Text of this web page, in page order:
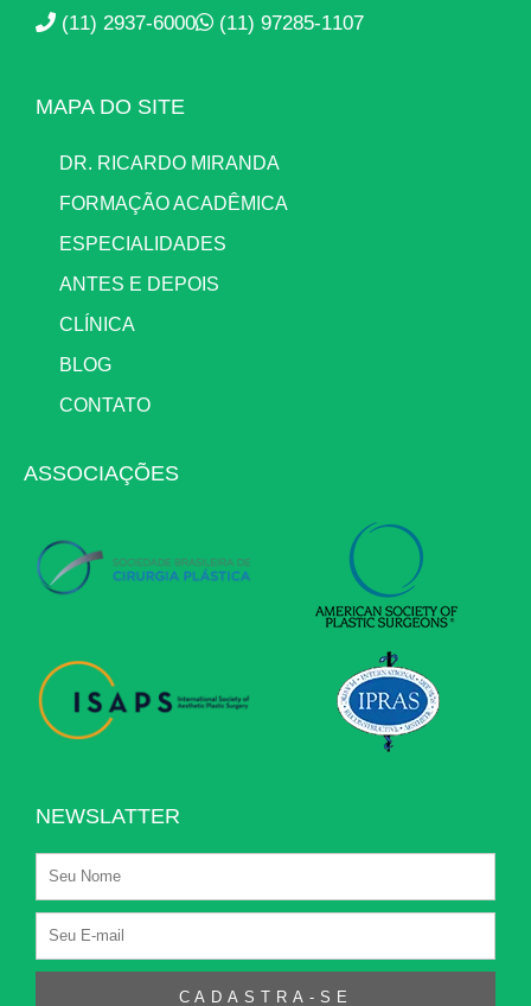
(11) 2937-6000
(11) 97285-1107
MAPA DO SITE
DR. RICARDO MIRANDA
FORMAÇÃO ACADÊMICA
ESPECIALIDADES
ANTES E DEPOIS
CLÍNICA
BLOG
CONTATO
ASSOCIAÇÕES
NEWSLATTER
CADASTRA-SE